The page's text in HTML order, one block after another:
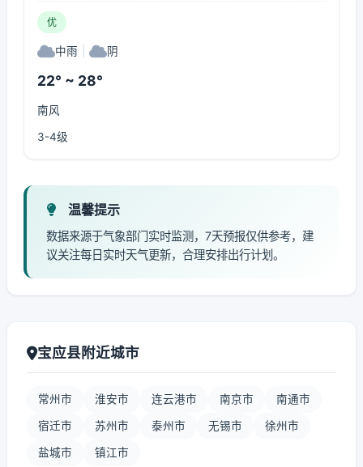
优
中雨 阴
22° ~ 28°
南风
3-4级
温馨提示
数据来源于气象部门实时监测，7天预报仅供参考，建
议关注每日实时天气更新，合理安排出行计划。
宝应县附近城市
常州市 淮安市 连云港市 南京市 南通市
宿迁市 苏州市 泰州市 无锡市 徐州市
盐城市 镇江市